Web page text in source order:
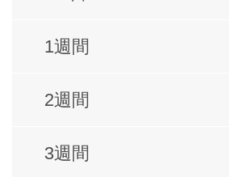
1週間
2週間
3週間